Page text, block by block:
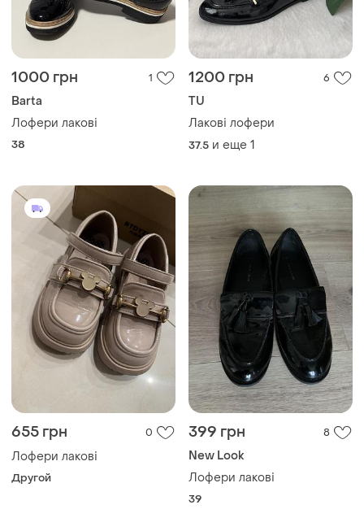
1000 грн 1
Barta
Лофери лакові
38
1200 грн 6
TU
Лакові лофери
37.5 и еще 1
655 грн 0
Лофери лакові
Другой
399 грн 8
New Look
Лофери лакові
39